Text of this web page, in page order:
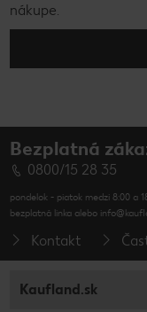
nákupe.
Bezplatná
0800/15 28 35
pondelok - piatok medzi 8:00 a
bezplatná linka alebo
Kontakt
Kaufland.sk